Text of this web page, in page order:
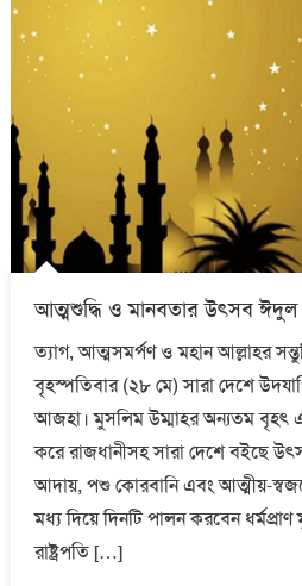
আত্মশুদ্ধি ও মানবতার উৎসব
ত্যাগ, আত্মসমর্পণ ও মহান আল্লাহর
বৃহস্পতিবার (২৮ মে) সারা দেশে
আজহা। মুসলিম উম্মাহর অন্যতম বৃহৎ
করে রাজধানীসহ সারা দেশে বইছে
আদায়, পশু কোরবানি এবং আত্মীয়-
মধ্য দিয়ে দিনটি পালন করবেন
রাষ্ট্রপতি […]